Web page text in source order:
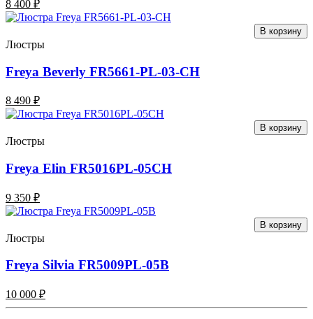
8 400 ₽
В корзину
Люстры
Freya Beverly FR5661-PL-03-CH
8 490 ₽
В корзину
Люстры
Freya Elin FR5016PL-05CH
9 350 ₽
В корзину
Люстры
Freya Silvia FR5009PL-05B
10 000 ₽